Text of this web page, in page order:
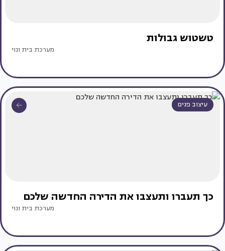
טשטוש גבולות
מערכת בית ונוי
עיצוב פנים
כך תעברו ותעצבו את הדירה החדשה שלכם
מערכת בית ונוי